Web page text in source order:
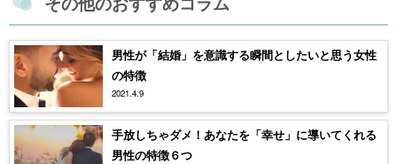
男性が「結婚」を意識する瞬間としたいと思う女性
の特徴
2021.4.9
手放しちゃダメ！あなたを「幸せ」に導いてくれる
男性の特徴６つ